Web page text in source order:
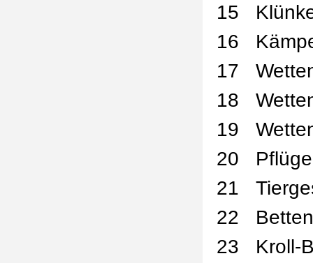
15
16
17
18
19
20
21
22
23 Kroll-